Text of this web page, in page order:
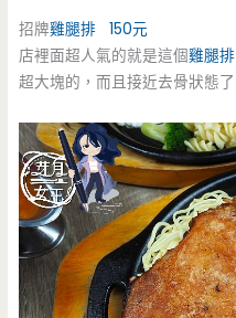
招牌雞腿排
150元
店裡面超人氣的就是這個雞腿排
超大塊的，而且接近去骨狀態了